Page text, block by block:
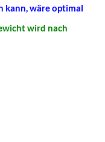
kann, wäre optimal
wird nach